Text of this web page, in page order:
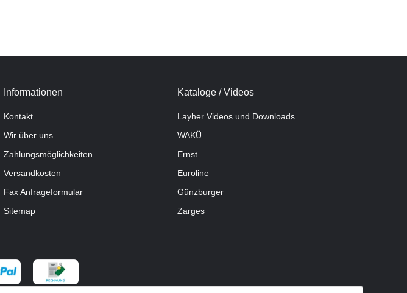
Informationen
Kontakt
Wir über uns
Zahlungsmöglichkeiten
Versandkosten
Fax Anfrageformular
Sitemap
Kataloge / Videos
Layher Videos und Downloads
WAKÜ
Ernst
Euroline
Günzburger
Zarges